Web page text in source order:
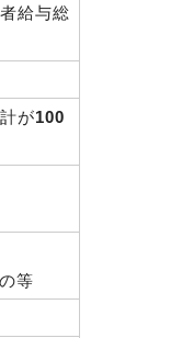
給与総
が100
等